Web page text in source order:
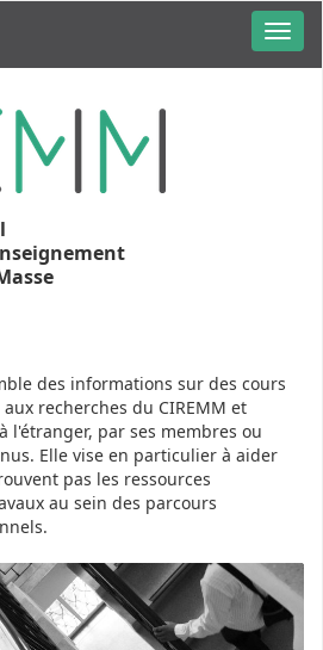
des informations sur des cours
recherches du CIREMM et
l'étranger, par ses membres ou
Elle vise en particulier à aider
pas les ressources
au sein des parcours